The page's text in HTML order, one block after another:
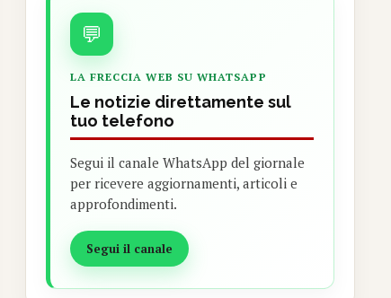
💬
LA FRECCIA WEB SU WHATSAPP
Le notizie direttamente sul
tuo telefono
Segui il canale WhatsApp del giornale
per ricevere aggiornamenti, articoli e
approfondimenti.
Segui il canale